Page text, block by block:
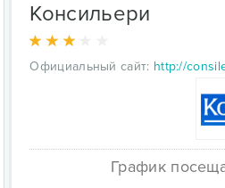
Консильери
Официальный сайт: http://
График